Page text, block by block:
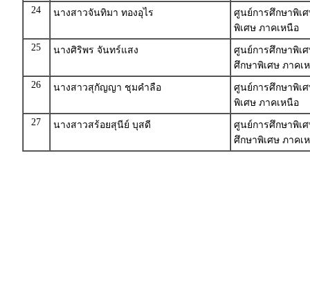
24 นางสาวจันทิมา ทองอุไร
ศูนย์การศึกษาพิเ
พิเศษ ภาคเหนือ
25
นางศิริพร จันทร์แสง
ศูนย์การศึกษาพิเ
ศึกษาพิเศษ ภาคเ
26
นางสาวสุกัญญา ชุมคำลือ
ศูนย์การศึกษาพิเ
พิเศษ ภาคเหนือ
27
นางสาวสร้อยสุนีย์ บุสดี
ศูนย์การศึกษาพิเ
ศึกษาพิเศษ ภาคเ